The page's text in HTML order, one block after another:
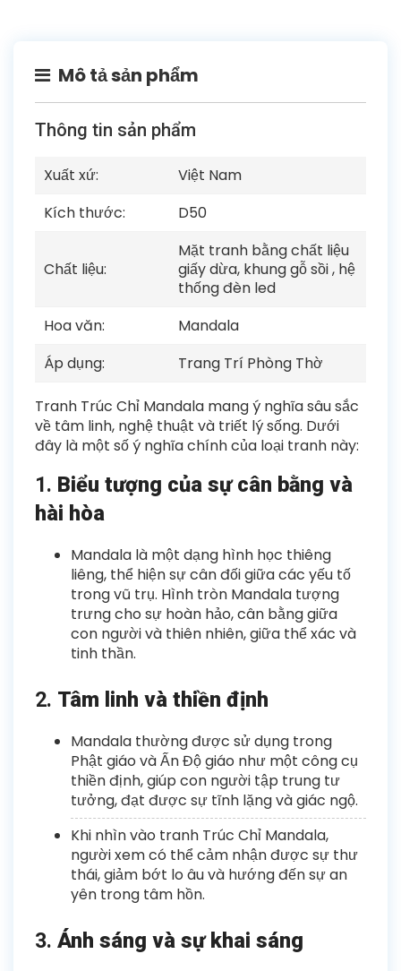
Mô tả sản phẩm
Thông tin sản phẩm
Xuất xứ:
Việt Nam
Kích thước:
D50
Chất liệu:
Mặt tranh bằng chất liệu
giấy dừa, khung gỗ sồi , hệ
thống đèn led
Hoa văn:
Mandala
Áp dụng:
Trang Trí Phòng Thờ
Tranh Trúc Chỉ Mandala mang ý nghĩa sâu sắc
về tâm linh, nghệ thuật và triết lý sống. Dưới
đây là một số ý nghĩa chính của loại tranh này:
1. Biểu tượng của sự cân bằng và
hài hòa
Mandala là một dạng hình học thiêng
liêng, thể hiện sự cân đối giữa các yếu tố
trong vũ trụ. Hình tròn Mandala tượng
trưng cho sự hoàn hảo, cân bằng giữa
con người và thiên nhiên, giữa thể xác và
tinh thần.
2. Tâm linh và thiền định
Mandala thường được sử dụng trong
Phật giáo và Ấn Độ giáo như một công cụ
thiền định, giúp con người tập trung tư
tưởng, đạt được sự tĩnh lặng và giác ngộ.
Khi nhìn vào tranh Trúc Chỉ Mandala,
người xem có thể cảm nhận được sự thư
thái, giảm bớt lo âu và hướng đến sự an
yên trong tâm hồn.
3. Ánh sáng và sự khai sáng